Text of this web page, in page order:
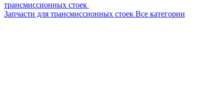
трансмиссионных стоек
Запчасти для трансмиссионных стоек Все категории